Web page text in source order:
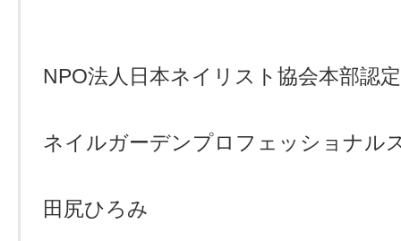
NPO法人日本ネイリスト協会本部認
ネイルガーデンプロフェッショナル
田尻ひろみ